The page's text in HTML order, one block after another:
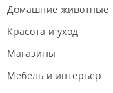
Домашние животные
Красота и уход
Магазины
Мебель и интерьер